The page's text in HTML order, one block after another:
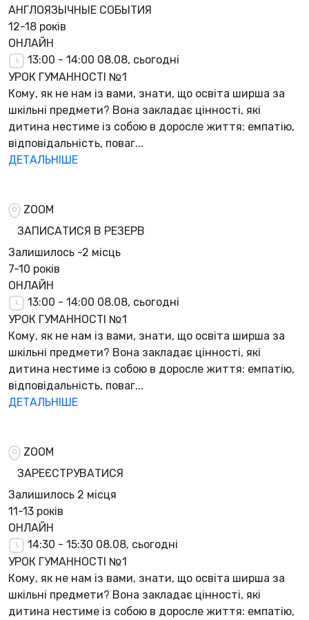
АНГЛОЯЗЫЧНЫЕ СОБЫТИЯ
12-18 років
ОНЛАЙН
13:00 - 14:00 08.08, сьогодні
УРОК ГУМАННОСТІ №1
Кому, як не нам із вами, знати, що освіта ширша за
шкільні предмети? Вона закладає цінності, які
дитина нестиме із собою в доросле життя: емпатію,
відповідальність, поваг...
ДЕТАЛЬНІШЕ
ZOOM
ЗАПИСАТИСЯ В РЕЗЕРВ
Залишилось -2 місць
7-10 років
ОНЛАЙН
13:00 - 14:00 08.08, сьогодні
УРОК ГУМАННОСТІ №1
Кому, як не нам із вами, знати, що освіта ширша за
шкільні предмети? Вона закладає цінності, які
дитина нестиме із собою в доросле життя: емпатію,
відповідальність, поваг...
ДЕТАЛЬНІШЕ
ZOOM
ЗАРЕЄСТРУВАТИСЯ
Залишилось 2 місця
11-13 років
ОНЛАЙН
14:30 - 15:30 08.08, сьогодні
УРОК ГУМАННОСТІ №1
Кому, як не нам із вами, знати, що освіта ширша за
шкільні предмети? Вона закладає цінності, які
дитина нестиме із собою в доросле життя: емпатію,